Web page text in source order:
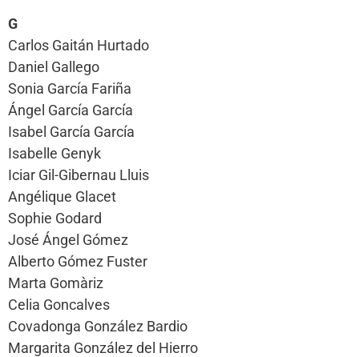
G
Carlos Gaitán Hurtado
Daniel Gallego
Sonia García Fariña
Ángel García García
Isabel García García
Isabelle Genyk
Iciar Gil-Gibernau Lluis
Angélique Glacet
Sophie Godard
José Ángel Gómez
Alberto Gómez Fuster
Marta Gomàriz
Celia Goncalves
Covadonga González Bardio
Margarita González del Hierro